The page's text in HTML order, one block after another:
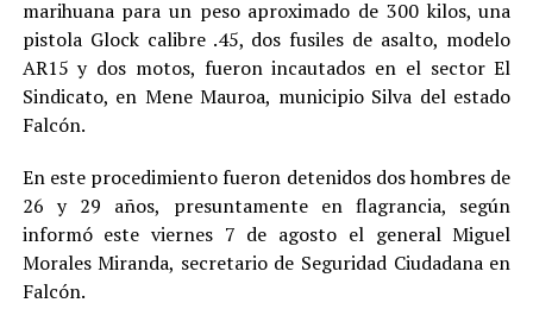
marihuana para un peso aproximado de 300 kilos, una
pistola Glock calibre .45, dos fusiles de asalto, modelo
AR15 y dos motos, fueron incautados en el sector El
Sindicato, en Mene Mauroa, municipio Silva del estado
Falcón.
En este procedimiento fueron detenidos dos hombres de
26 y 29 años, presuntamente en flagrancia, según
informó este viernes 7 de agosto el general Miguel
Morales Miranda, secretario de Seguridad Ciudadana en
Falcón.